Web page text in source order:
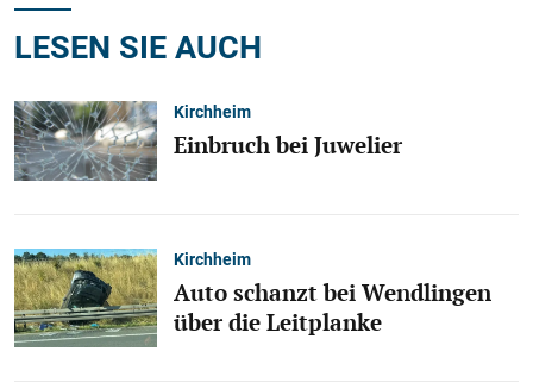
LESEN SIE AUCH
Kirchheim
Einbruch bei Juwelier
Kirchheim
Auto schanzt bei Wendlingen
über die Leitplanke